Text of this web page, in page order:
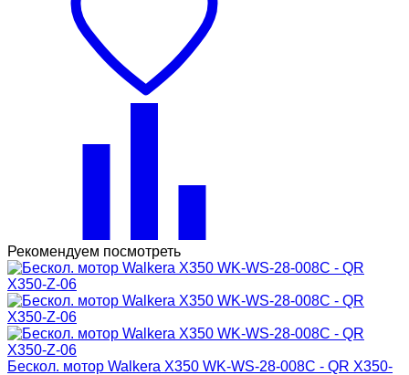
Рекомендуем посмотреть
Бескол. мотор Walkera X350 WK-WS-28-008C - QR X350-